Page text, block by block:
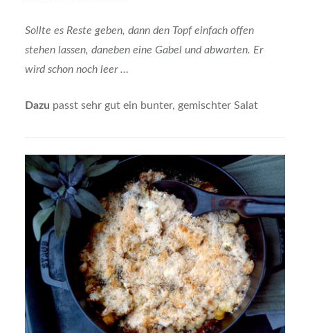
Sollte es Reste geben, dann den Topf einfach offen
stehen lassen, daneben eine Gabel und abwarten. Er
wird schon noch leer …
Dazu passt sehr gut ein bunter, gemischter Salat